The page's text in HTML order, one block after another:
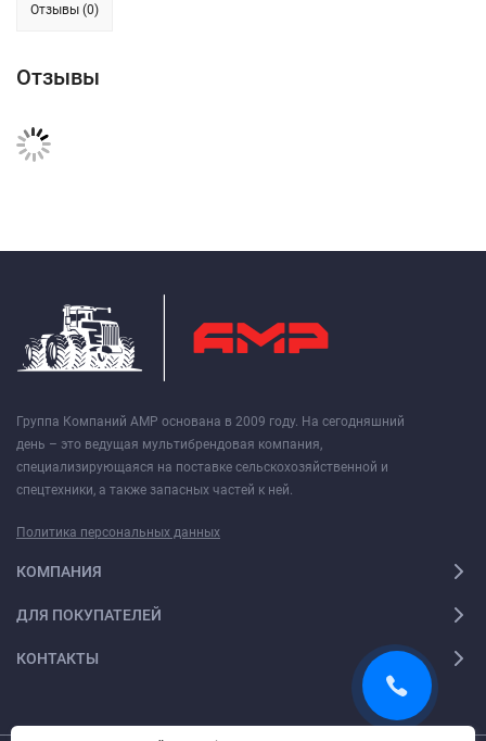
Отзывы (0)
Отзывы
Группа Компаний АМР основана в 2009 году. На сегодняшний
день – это ведущая мультибрендовая компания,
специализирующаяся на поставке сельскохозяйственной и
спецтехники, а также запасных частей к ней.
Политика персональных данных
КОМПАНИЯ
ДЛЯ ПОКУПАТЕЛЕЙ
КОНТАКТЫ